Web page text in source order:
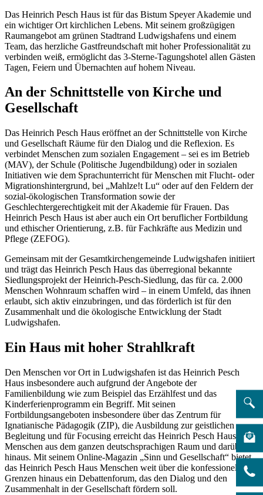
Das Heinrich Pesch Haus ist für das Bistum Speyer Akademie und
ein wichtiger Ort kirchlichen Lebens. Mit seinem großzügigen
Raumangebot am grünen Stadtrand Ludwigshafens und einem
Team, das herzliche Gastfreundschaft mit hoher Professionalität zu
verbinden weiß, ermöglicht das 3-Sterne-Tagungshotel allen Gästen
Tagen, Feiern und Übernachten auf hohem Niveau.
An der Schnittstelle von Kirche und
Gesellschaft
Das Heinrich Pesch Haus eröffnet an der Schnittstelle von Kirche
und Gesellschaft Räume für den Dialog und die Reflexion. Es
verbindet Menschen zum sozialen Engagement – sei es im Betrieb
(MAV), der Schule (Politische Jugendbildung) oder in sozialen
Initiativen wie dem Sprachunterricht für Menschen mit Flucht- oder
Migrationshintergrund, bei „Mahlze!t Lu“ oder auf den Feldern der
sozial-ökologischen Transformation sowie der
Geschlechtergerechtigkeit mit der Akademie für Frauen. Das
Heinrich Pesch Haus ist aber auch ein Ort beruflicher Fortbildung
und ethischer Orientierung, z.B. für Fachkräfte aus Medizin und
Pflege (ZEFOG).
Gemeinsam mit der Gesamtkirchengemeinde Ludwigshafen initiiert
und trägt das Heinrich Pesch Haus das überregional bekannte
Siedlungsprojekt der Heinrich-Pesch-Siedlung, das für ca. 2.000
Menschen Wohnraum schaffen wird – in einem Umfeld, das ihnen
erlaubt, sich aktiv einzubringen, und das förderlich ist für den
Zusammenhalt und die ökologische Entwicklung der Stadt
Ludwigshafen.
Ein Haus mit hoher Strahlkraft
Den Menschen vor Ort in Ludwigshafen ist das Heinrich Pesch
Haus insbesondere auch aufgrund der Angebote der
Familienbildung wie zum Beispiel das Erzählfest und das
Kinderferienprogramm ein Begriff. Mit seinen
Fortbildungsangeboten insbesondere über das Zentrum für
Ignatianische Pädagogik (ZIP), die Ausbildung zur geistlichen
Begleitung und für Focusing erreicht das Heinrich Pesch Haus aber
Menschen aus dem ganzen deutschsprachigen Raum und darüber
hinaus. Mit seinem Online-Magazin „Sinn und Gesellschaft“ bietet
das Heinrich Pesch Haus Menschen weit über die konfessionellen
Grenzen hinaus ein Debattenforum, das den Dialog und den
Zusammenhalt in der Gesellschaft fördern soll.